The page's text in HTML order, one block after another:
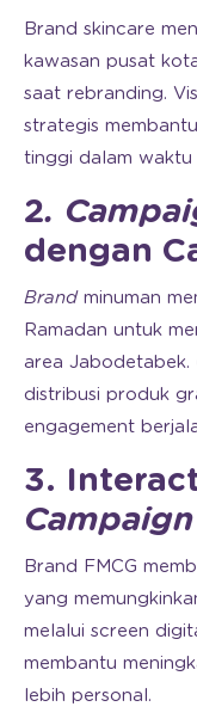
Brand skincare
kawasan pusat
saat rebranding.
strategis membantu
tinggi dalam waktu
2.
dengan
Brandminuman
Ramadan untuk
area Jabodetabek.
distribusi produk
engagement
3.
Campaign
Brand FMCG
yang
melalui screen
membantu
lebih personal.